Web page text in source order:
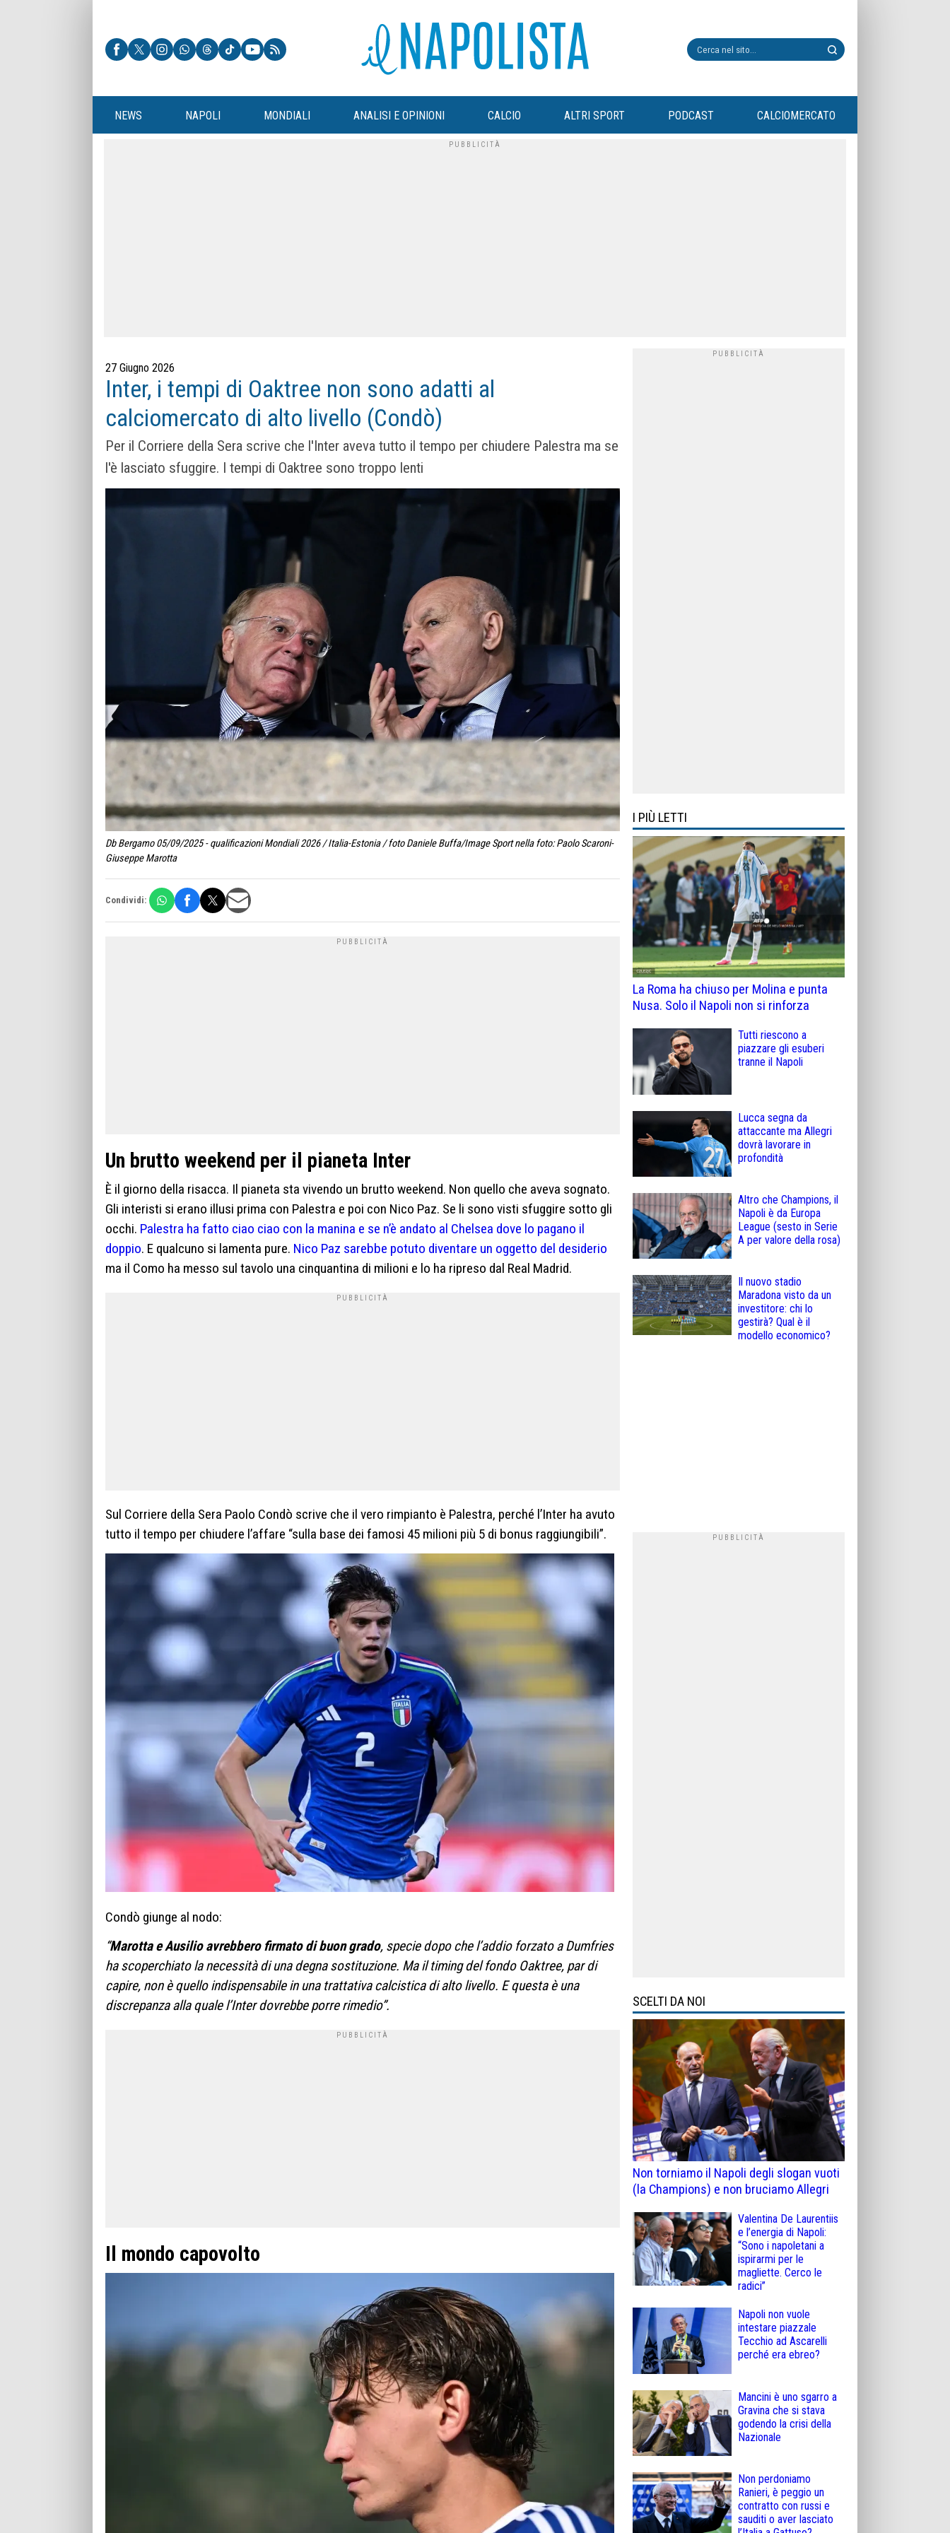
NEWS NAPOLI MONDIALI ANALISI E OPINIONI CALCIO ALTRI SPORT PODCAST CALCIOMERCATO
27 Giugno 2026
Inter, i tempi di Oaktree non sono adatti al
calciomercato di alto livello (Condò)
Per il Corriere della Sera scrive che l'Inter aveva tutto il tempo per chiudere Palestra ma se
l'è lasciato sfuggire. I tempi di Oaktree sono troppo lenti
Db Bergamo 05/09/2025 - qualificazioni Mondiali 2026 / Italia-Estonia / foto Daniele Buffa/Image Sport nella foto: Paolo Scaroni-
Giuseppe Marotta
Condividi:
Un brutto weekend per il pianeta Inter
È il giorno della risacca. Il pianeta sta vivendo un brutto weekend. Non quello che aveva sognato.
Gli interisti si erano illusi prima con Palestra e poi con Nico Paz. Se li sono visti sfuggire sotto gli
occhi. Palestra ha fatto ciao ciao con la manina e se n’è andato al Chelsea dove lo pagano il
doppio. E qualcuno si lamenta pure. Nico Paz sarebbe potuto diventare un oggetto del desiderio
ma il Como ha messo sul tavolo una cinquantina di milioni e lo ha ripreso dal Real Madrid.
Sul Corriere della Sera Paolo Condò scrive che il vero rimpianto è Palestra, perché l’Inter ha avuto
tutto il tempo per chiudere l’affare “sulla base dei famosi 45 milioni più 5 di bonus raggiungibili”.
Condò giunge al nodo:
“Marotta e Ausilio avrebbero firmato di buon grado, specie dopo che l’addio forzato a Dumfries
ha scoperchiato la necessità di una degna sostituzione. Ma il timing del fondo Oaktree, par di
capire, non è quello indispensabile in una trattativa calcistica di alto livello. E questa è una
discrepanza alla quale l’Inter dovrebbe porre rimedio”.
Il mondo capovolto
I PIÙ LETTI
La Roma ha chiuso per Molina e punta
Nusa. Solo il Napoli non si rinforza
Tutti riescono a
piazzare gli esuberi
tranne il Napoli
Lucca segna da
attaccante ma Allegri
dovrà lavorare in
profondità
Altro che Champions, il
Napoli è da Europa
League (sesto in Serie
A per valore della rosa)
Il nuovo stadio
Maradona visto da un
investitore: chi lo
gestirà? Qual è il
modello economico?
SCELTI DA NOI
Non torniamo il Napoli degli slogan vuoti
(la Champions) e non bruciamo Allegri
Valentina De Laurentiis
e l’energia di Napoli:
“Sono i napoletani a
ispirarmi per le
magliette. Cerco le
radici”
Napoli non vuole
intestare piazzale
Tecchio ad Ascarelli
perché era ebreo?
Mancini è uno sgarro a
Gravina che si stava
godendo la crisi della
Nazionale
Non perdoniamo
Ranieri, è peggio un
contratto con russi e
sauditi o aver lasciato